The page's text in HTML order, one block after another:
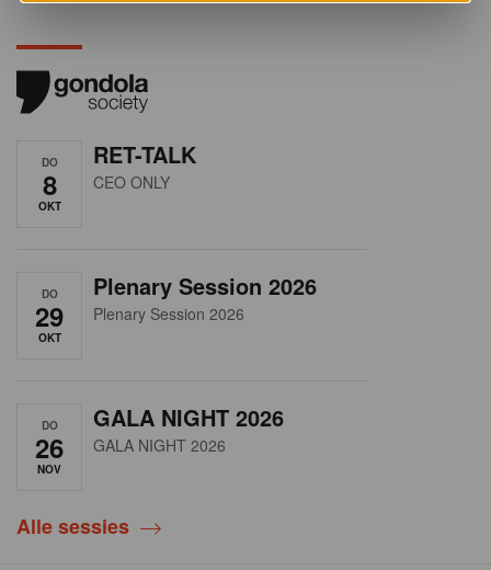
DO
8
OKT
RET-TALK
CEO ONLY
DO
29
OKT
Plenary Session 2026
Plenary Session 2026
DO
26
NOV
GALA NIGHT 2026
GALA NIGHT 2026
Alle sessies